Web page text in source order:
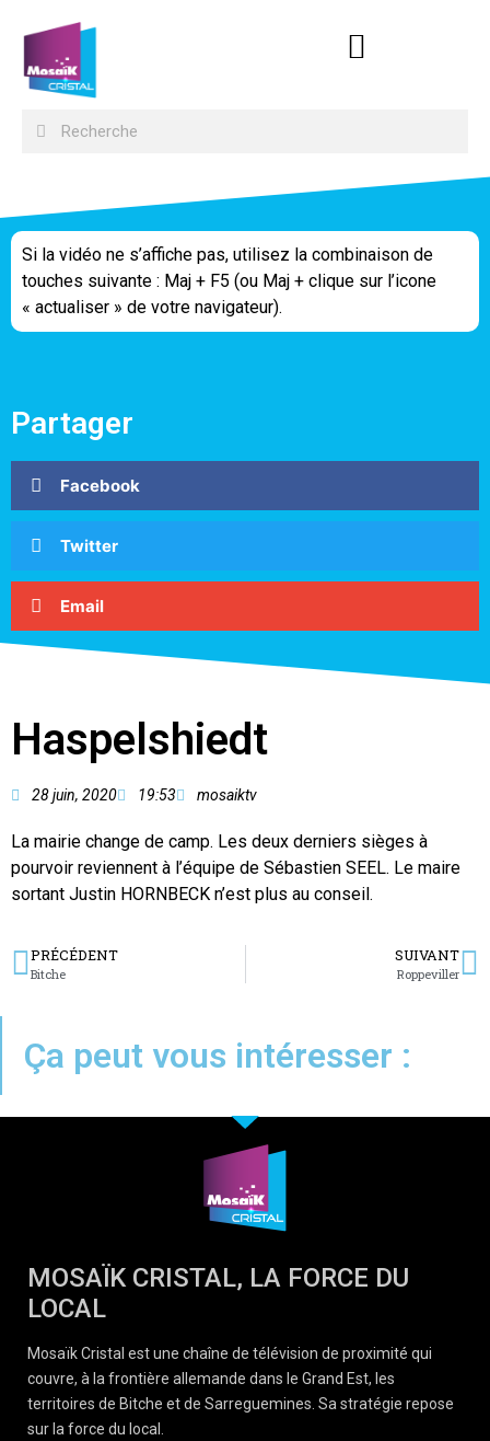
Si la vidéo ne s’affiche pas, utilisez la combinaison de
touches suivante : Maj + F5 (ou Maj + clique sur l’icone
« actualiser » de votre navigateur).
Partager
Facebook
Twitter
Email
Haspelshiedt
28 juin, 2020 19:53 mosaiktv
La mairie change de camp. Les deux derniers sièges à
pourvoir reviennent à l’équipe de Sébastien SEEL. Le maire
sortant Justin HORNBECK n’est plus au conseil.
PRÉCÉDENT
Bitche
SUIVANT
Roppeviller
Ça peut vous intéresser :
MOSAÏK CRISTAL, LA FORCE DU
LOCAL
Mosaïk Cristal est une chaîne de télévision de proximité qui
couvre, à la frontière allemande dans le Grand Est, les
territoires de Bitche et de Sarreguemines. Sa stratégie repose
sur la force du local.